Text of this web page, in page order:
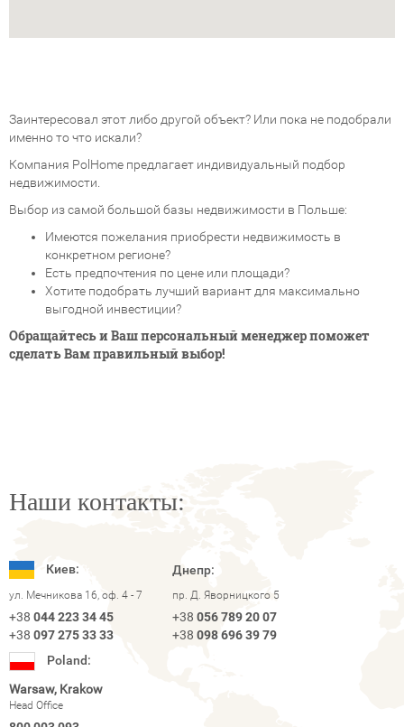
Заинтересовал этот либо другой объект? Или пока не подобрали
именно то что искали?
Компания PolHome предлагает индивидуальный подбор
недвижимости.
Выбор из самой большой базы недвижимости в Польше:
Имеются пожелания приобрести недвижимость в
конкретном регионе?
Есть предпочтения по цене или площади?
Хотите подобрать лучший вариант для максимально
выгодной инвестиции?
Обращайтесь и Ваш персональный менеджер поможет
сделать Вам правильный выбор!
Наши контакты:
Киев:
ул. Мечникова 16, оф. 4 - 7
+38 044 223 34 45
+38 097 275 33 33
Днепр:
пр. Д. Яворницкого 5
+38 056 789 20 07
+38 098 696 39 79
Poland:
Warsaw, Krakow
Head Office